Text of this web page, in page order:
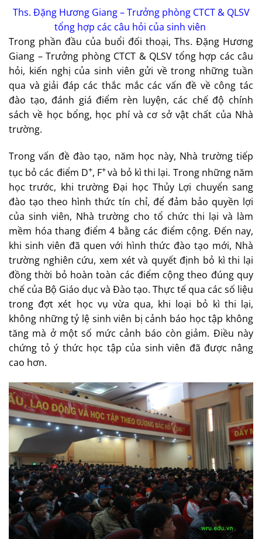
Ths. Đặng Hương Giang – Trưởng phòng CTCT & QLSV
tổng hợp các câu hỏi của sinh viên
Trong phần đầu của buổi đối thoại, Ths. Đặng Hương
Giang – Trưởng phòng CTCT & QLSV tổng hợp các câu
hỏi, kiến nghị của sinh viên gửi về trong những tuần
qua và giải đáp các thắc mắc các vấn đề về công tác
đào tạo, đánh giá điểm rèn luyện, các chế độ chính
sách về học bổng, học phí và cơ sở vật chất của Nhà
trường.
Trong vấn đề đào tạo, năm học này, Nhà trường tiếp
tục bỏ các điểm D+, F+và bỏ kì thi lại. Trong những năm
học trước, khi trường Đại học Thủy Lợi chuyển sang
đào tạo theo hình thức tín chỉ, để đảm bảo quyền lợi
của sinh viên, Nhà trường cho tổ chức thi lại và làm
mềm hóa thang điểm 4 bằng các điểm cộng. Đến nay,
khi sinh viên đã quen với hình thức đào tạo mới, Nhà
trường nghiên cứu, xem xét và quyết định bỏ kì thi lại
đồng thời bỏ hoàn toàn các điểm cộng theo đúng quy
chế của Bộ Giáo dục và Đào tạo. Thực tế qua các số liệu
trong đợt xét học vụ vừa qua, khi loại bỏ kì thi lại,
không những tỷ lệ sinh viên bị cảnh báo học tập không
tăng mà ở một số mức cảnh báo còn giảm. Điều này
chứng tỏ ý thức học tập của sinh viên đã được nâng
cao hơn.